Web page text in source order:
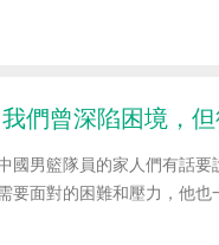
們曾深陷困境，
國男籃隊員的家人們有話
要面對的困難和壓力，他也